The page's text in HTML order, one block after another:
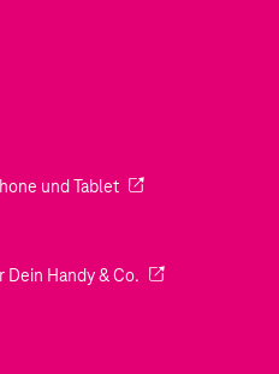
Tab geöffnet)
in einem neuen Tab geöffnet)
neuen Tab geöffnet)
und Tablet(Wird in einem
neuen Tab geöffnet)
Handy & Co. (Wird in einem